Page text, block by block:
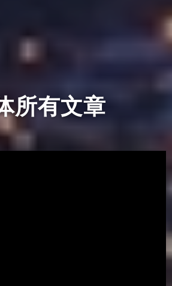
所有文章